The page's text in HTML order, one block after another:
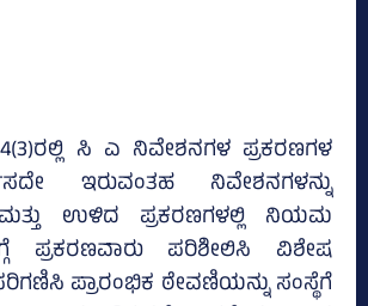
ಸಿ ಎ ನಿವೇಶನಗಳ ಪ್ರಕರಣಗಳ
ಇರುವಂತಹ ನಿವೇಶನಗಳನ್ನು
ಮತ್ತು ಉಳಿದ ಪ್ರಕರಣಗಳಲ್ಲಿ ನಿಯಮ
ಪ್ರಕರಣವಾರು ಪರಿಶೀಲಿಸಿ ವಿಶೇಷ
ಪ್ರಾರಂಭಿಕ ಠೇವಣಿಯನ್ನು ಸಂಸ್ಥೆಗೆ